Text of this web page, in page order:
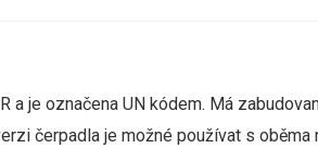
je označena UN kódem. Má
čerpadla je možné používat s oběma